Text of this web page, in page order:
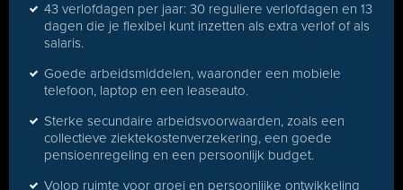
43 verlofdagen per jaar: 30 reguliere verlofdagen en 13
dagen die je flexibel kunt inzetten als extra verlof of als
salaris.
Goede arbeidsmiddelen, waaronder een mobiele
telefoon, laptop en een leaseauto.
Sterke secundaire arbeidsvoorwaarden, zoals een
collectieve ziektekostenverzekering, een goede
pensioenregeling en een persoonlijk budget.
Volop ruimte voor groei en persoonlijke ontwikkeling